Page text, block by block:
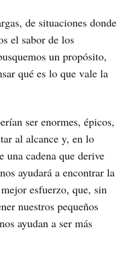
de situaciones donde
el sabor de los
un propósito,
qué es lo que vale la
ser enormes, épicos,
al alcance y, en lo
una cadena que derive
ayudará a encontrar la
esfuerzo, que, sin
nuestros pequeños
ayudan a ser más